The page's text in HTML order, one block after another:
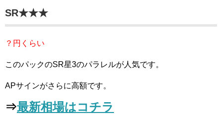
SR★★★
？円くらい
このパックのSR星3のパラレルが人気です。
APサインがさらに高額です。
⇒最新相場はコチラ